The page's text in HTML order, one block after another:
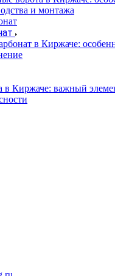
и монтажа
в Киржаче:
в Киржаче: важный